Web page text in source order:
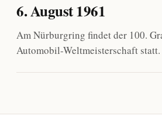
6. August 1961
Am Nürburgring findet der 100.
Automobil-Weltmeisterschaft statt.